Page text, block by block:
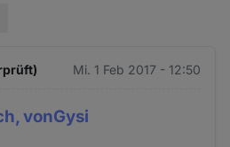
Mi. 1 Feb 2017 - 12:50
vonGysi